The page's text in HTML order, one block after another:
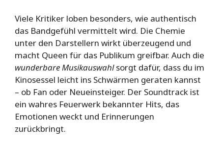
Viele Kritiker loben besonders, wie authentisch
das Bandgefühl vermittelt wird. Die Chemie
unter den Darstellern wirkt überzeugend und
macht Queen für das Publikum greifbar. Auch die
wunderbare Musikauswahlsorgt dafür, dass du im
Kinosessel leicht ins Schwärmen geraten kannst
– ob Fan oder Neueinsteiger. Der Soundtrack ist
ein wahres Feuerwerk bekannter Hits, das
Emotionen weckt und Erinnerungen
zurückbringt.